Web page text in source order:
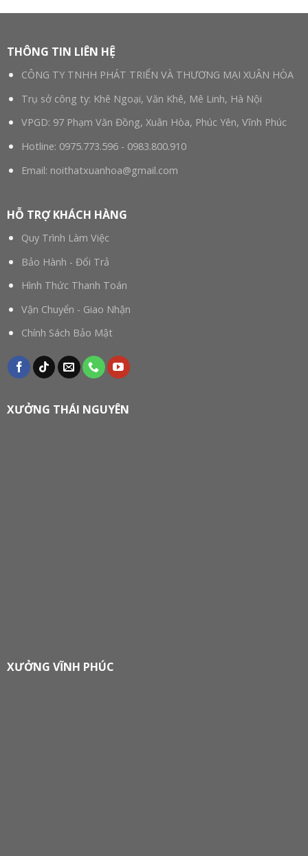
THÔNG TIN LIÊN HỆ
CÔNG TY TNHH PHÁT TRIỂN VÀ THƯƠNG MẠI XUÂN HÒA
Trụ sở công ty: Khê Ngoại, Văn Khê, Mê Linh, Hà Nội
VPGD: 97 Phạm Văn Đồng, Xuân Hòa, Phúc Yên, Vĩnh Phúc
Hotline: 0975.773.596- 0983.800.910
Email: noithatxuanhoa@gmail.com
HỖ TRỢ KHÁCH HÀNG
Quy Trình Làm Việc
Bảo Hành - Đổi Trả
Hình Thức Thanh Toán
Vận Chuyển - Giao Nhận
Chính Sách Bảo Mật
XƯỞNG THÁI NGUYÊN
XƯỞNG VĨNH PHÚC